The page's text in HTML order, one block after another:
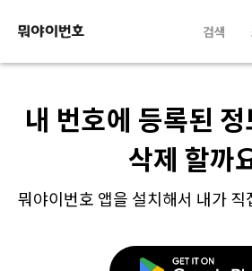
검색
내 번호에 등록된
삭제 할까
뭐야이번호 앱을 설치해서 내가